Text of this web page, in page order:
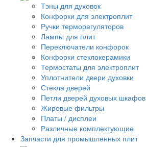
Тэны для духовок
Конфорки для электроплит
Ручки терморегуляторов
Лампы для плит
Переключатели конфорок
Конфорки стеклокерамики
Термостаты для электроплит
Уплотнители двери духовки
Стекла дверей
Петли дверей духовых шкафов
Жировые фильтры
Платы / дисплеи
Различные комплектующие
Запчасти для промышленных плит